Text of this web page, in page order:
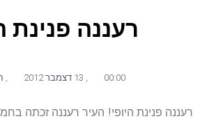
רעננה פנינת
00:00
,
,
רעננה פנינת היופי! העיר רעננה זכתה